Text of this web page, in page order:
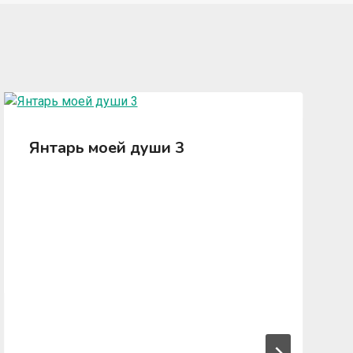
Янтарь моей души 3